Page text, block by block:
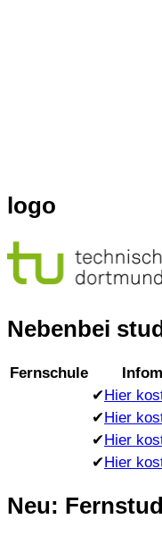
logo
Nebenbei
Fernschule
✔Hier
✔Hier
✔Hier
✔Hier
Neu: